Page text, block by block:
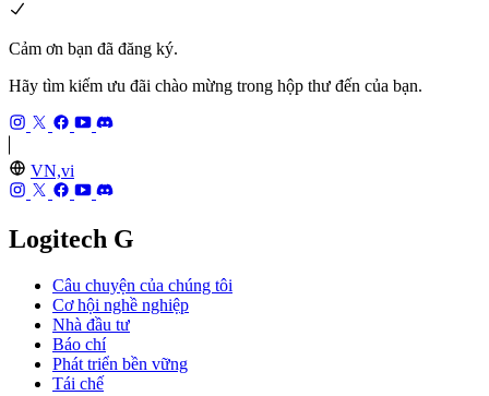
Cảm ơn bạn đã đăng ký.
Hãy tìm kiếm ưu đãi chào mừng trong hộp thư đến của bạn.
VN,vi
Logitech G
Câu chuyện của chúng tôi
Cơ hội nghề nghiệp
Nhà đầu tư
Báo chí
Phát triển bền vững
Tái chế